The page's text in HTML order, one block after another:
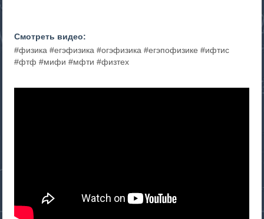
Смотреть видео:
#физика #егэфизика #огэфизика #егэпофизике #ифтис
#фтф #мифи #мфти #физтех